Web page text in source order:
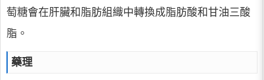
萄糖會在肝臟和脂肪組織中轉換成脂肪酸和甘油三酸
脂。
藥理